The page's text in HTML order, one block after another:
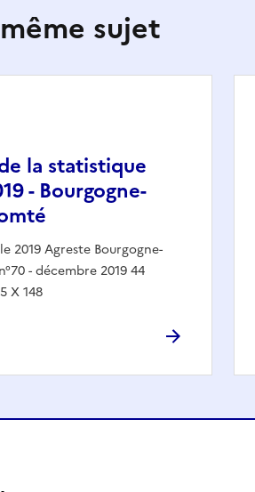
sujet
la statistique
- Bourgogne-
2019 Agreste Bourgogne-
- décembre 2019 44
X 148